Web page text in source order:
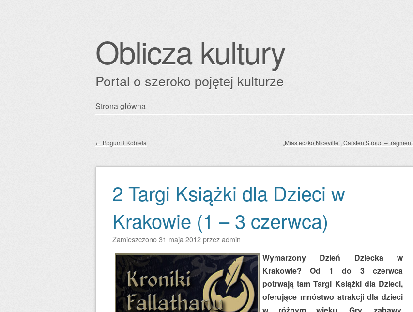
Oblicza kultury
Portal o szeroko pojętej kulturze
Przejdź
Strona główna
Zobacz wpisy
← Bogumił Kobiela „Miasteczko Niceville”, Carsten Stroud – fragment
2 Targi Książki dla Dzieci w
Krakowie (1 – 3 czerwca)
Zamieszczono31 maja 2012przezadmin
Wymarzony Dzień Dziecka w
Krakowie? Od 1 do 3 czerwca
potrwają tam Targi Książki dla Dzieci,
oferujące mnóstwo atrakcji dla dzieci